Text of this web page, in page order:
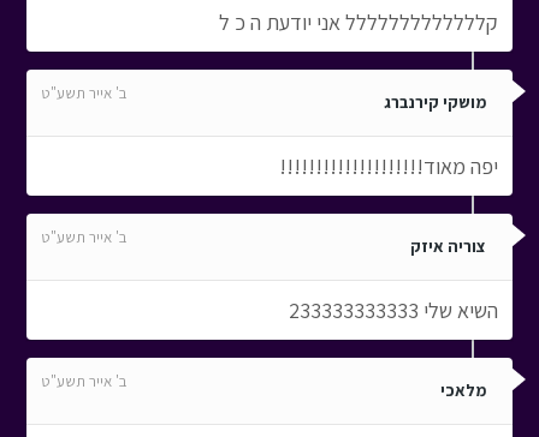
קללללללללללללל אני יודעת ה כ ל
מושקי קירנברג ב' אייר תשע"ט
יפה מאוד!!!!!!!!!!!!!!!!!!!!
צוריה איזק ב' אייר תשע"ט
השיא שלי 233333333333
מלאכי ב' אייר תשע"ט